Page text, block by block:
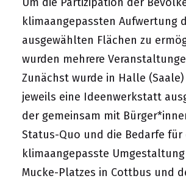
klimaangepassten Aufwertung
ausgewählten Flächen zu
wurden mehrere
Zunächst wurde in Halle
jeweils eine Ideenwerkstatt
der gemeinsam mit
Status-Quo und die Bedarfe für
klimaangepasste
Mucke-Platzes in Cottbus und